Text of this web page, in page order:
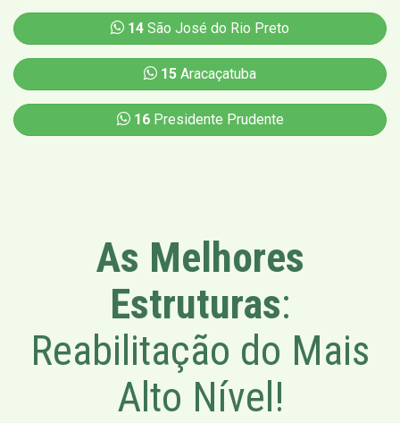
14 São José do Rio Preto
15 Aracaçatuba
16Presidente Prudente
As Melhores
Estruturas:
Reabilitação do Mais
Alto Nível!